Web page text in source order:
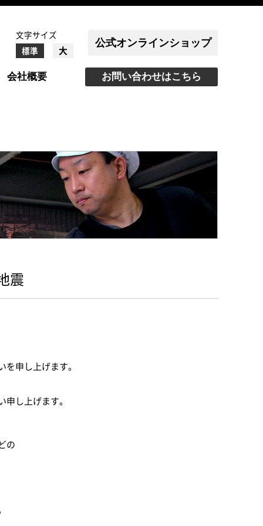
文字サイズ
標準
大
公式オンラインショップ
会社概要 お問い合わせはこちら
震
申し上げます。
し上げます。
の